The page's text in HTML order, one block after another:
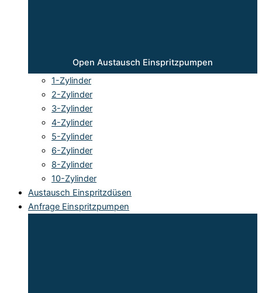
Open Austausch Einspritzpumpen
1-Zylinder
2-Zylinder
3-Zylinder
4-Zylinder
5-Zylinder
6-Zylinder
8-Zylinder
10-Zylinder
Austausch Einspritzdüsen
Anfrage Einspritzpumpen